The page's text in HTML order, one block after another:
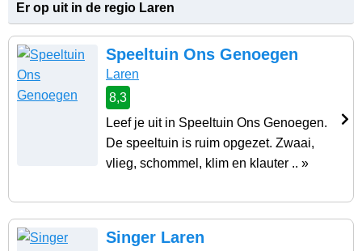
Er op uit in de regio Laren
Speeltuin Ons Genoegen
Laren
8,3
Leef je uit in Speeltuin Ons Genoegen.
De speeltuin is ruim opgezet. Zwaai,
vlieg, schommel, klim en klauter .. »
Singer Laren